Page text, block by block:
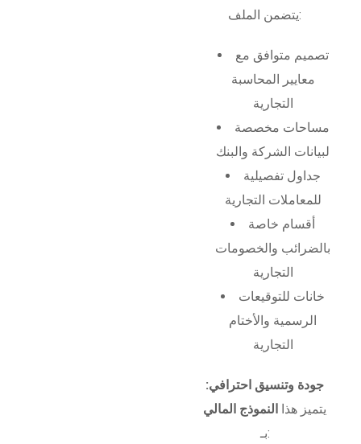
يتضمن الملف:
تصميم متوافق مع
معايير المحاسبة
التجارية
مساحات مخصصة
لبيانات الشركة والبنك
جداول تفصيلية
للمعاملات التجارية
أقسام خاصة
بالضرائب والخصومات
التجارية
خانات للتوقيعات
الرسمية والأختام
التجارية
جودة وتنسيق احترافي:
يتميز هذا
النموذج المالي
بـ: